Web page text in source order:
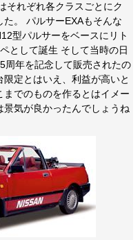
それぞれ各クラスごとにク
。 パルサーEXAもそんな
型パルサーをベースにリト
として誕生 そして当時の日
周年を記念して販売されたの
定とはいえ、利益が高いと
でのものを作るとはイメー
気が良かったんでしょうね